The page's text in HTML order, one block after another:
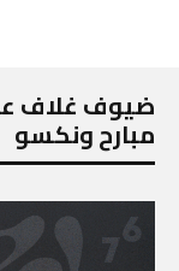
مبارح ونكسو